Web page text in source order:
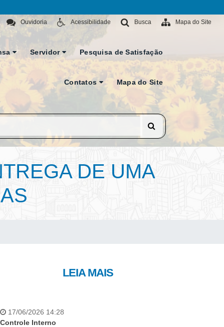
Mapa do Site
Busca
Acessibilidade
Ouvidoria
Servidor Pesquisa de Satisfação
Contatos Mapa do Site
DE UMA
LEIA MAIS
17/06/2026 14:28
Controle Interno